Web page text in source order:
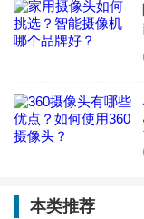
搜索出目标照片和
应用，在图库中找
这款手机还内置了
故事模板、多样
本类推荐